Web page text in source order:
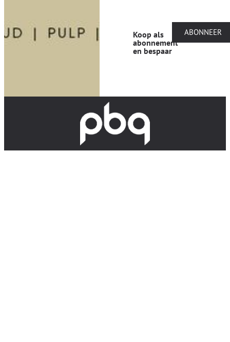
Koop als
abonnement
en bespaar
ABONNEER